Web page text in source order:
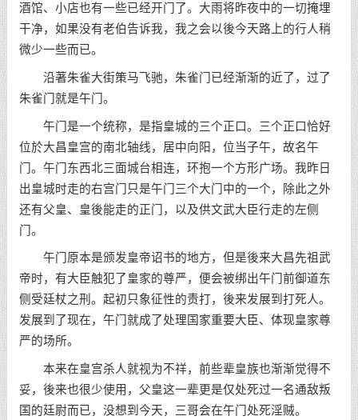
酒馆、小店也有一些已经开门了。大雨将昨夜中的一切掩埋
干净，如果没有老伯告诉我，我之会以後今天路上的行人稍
微少一些而已。
沿著朱雀大街策马飞驰，朱雀门已经渐渐的近了，过了
朱雀门就是午门。
午门是一个统称，是指皇城的三个正口。三个正口恰好
位於大昌皇宫的南北轴线，居中向阳，位当子午，故名午
门。午门东西北三面城台相连，环抱一个方形广场。我昨日
出皇城时走的右宫门只是午门三个大门中的一个，除此之外
还有父皇、皇後能走的正门，以及供文武大臣行走的左侧
门。
午门原本是颁发皇帝诏书的地方，但是後来大昌先祖武
帝时，有大臣触犯了皇家的尊严，便会被绑出午门前御道东
侧受廷杖之刑。起初只象征性的责打，後来发展到打死人。
发展到了现在，午门就成了处理国家重要大臣、体现皇家尊
严的场所。
本来在皇宫杀人就视为不祥，前些辈皇族也渐渐觉得不
妥，後来也很少使用，父皇这一辈更是仅处死过一名通敌叛
国的廷尉而已，没想到今天，三哥会在午门处死淫贼。